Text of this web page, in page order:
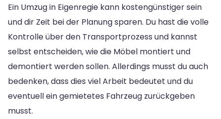
Ein Umzug in Eigenregie kann kostengünstiger sein
und dir Zeit bei der Planung sparen. Du hast die volle
Kontrolle über den Transportprozess und kannst
selbst entscheiden, wie die Möbel montiert und
demontiert werden sollen. Allerdings musst du auch
bedenken, dass dies viel Arbeit bedeutet und du
eventuell ein gemietetes Fahrzeug zurückgeben
musst.